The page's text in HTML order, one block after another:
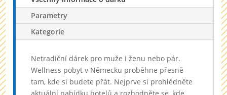
Parametry
Kategorie
Netradiční dárek pro muže i ženu nebo pár.
Wellness pobyt v Německu proběhne přesně
tam, kde si budete přát. Nejprve si prohlédněte